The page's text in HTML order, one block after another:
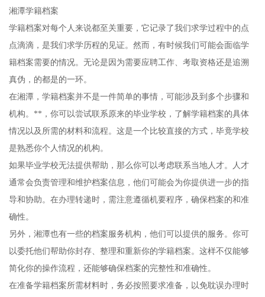
湘潭学籍档案
学籍档案对每个人来说都至关重要，它记录了我们求学过程中的点
点滴滴，是我们求学历程的见证。然而，有时候我们可能会面临学
籍档案需要的情况。无论是因为需要应聘工作、考取资格还是追溯
真伪，的都是的一环。
在湘潭，学籍档案并不是一件简单的事情，可能涉及到多个步骤和
机构。**，你可以尝试联系原来的毕业学校，了解学籍档案的具体
情况以及所需的材料和流程。这是一个比较直接的方式，毕竟学校
是熟悉你个人情况的机构。
如果毕业学校无法提供帮助，那么你可以考虑联系当地人才。人才
通常会负责管理和维护档案信息，他们可能会为你提供进一步的指
导和协助。在办理转递时，需注意遵循机要程序，确保档案的和准
确性。
另外，湘潭也有一些的档案服务机构，他们可以提供的服务。你可
以委托他们帮助你封存、整理和重新你的学籍档案。这样不仅能够
简化你的操作流程，还能够确保档案的完整性和准确性。
在准备学籍档案所需材料时，务必按照要求准备，以免耽误办理时